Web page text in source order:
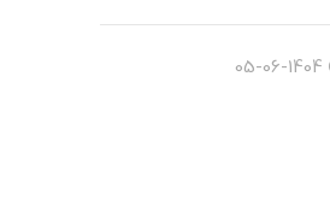
1404-06-05